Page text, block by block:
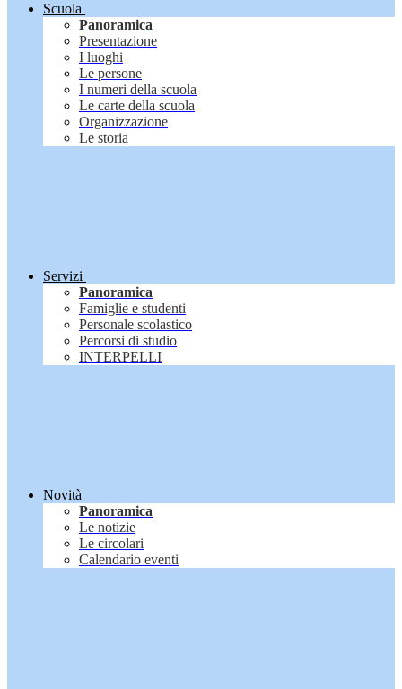
Scuola
Panoramica
Presentazione
I luoghi
Le persone
I numeri della scuola
Le carte della scuola
Organizzazione
Le storia
Servizi
Panoramica
Famiglie e studenti
Personale scolastico
Percorsi di studio
INTERPELLI
Novità
Panoramica
Le notizie
Le circolari
Calendario eventi